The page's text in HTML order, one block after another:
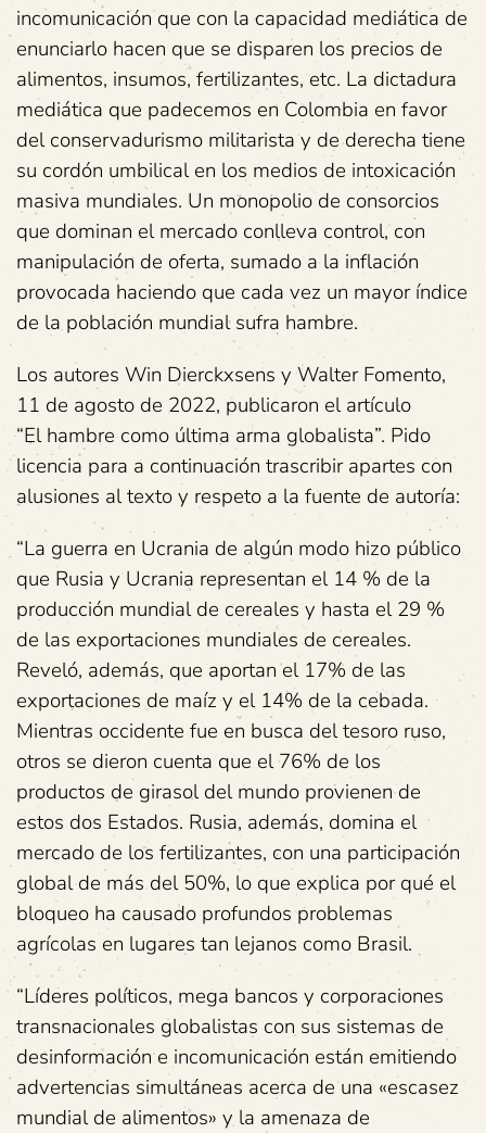
incomunicación que con la capacidad mediática de
enunciarlo hacen que se disparen los precios de
alimentos, insumos, fertilizantes, etc. La dictadura
mediática que padecemos en Colombia en favor
del conservadurismo militarista y de derecha tiene
su cordón umbilical en los medios de intoxicación
masiva mundiales. Un monopolio de consorcios
que dominan el mercado conlleva control, con
manipulación de oferta, sumado a la inflación
provocada haciendo que cada vez un mayor índice
de la población mundial sufra hambre.
Los autores Win Dierckxsens y Walter Fomento,
11 de agosto de 2022, publicaron el artículo
“El hambre como última arma globalista”. Pido
licencia para a continuación trascribir apartes con
alusiones al texto y respeto a la fuente de autoría:
“La guerra en Ucrania de algún modo hizo público
que Rusia y Ucrania representan el 14 % de la
producción mundial de cereales y hasta el 29 %
de las exportaciones mundiales de cereales.
Reveló, además, que aportan el 17% de las
exportaciones de maíz y el 14% de la cebada.
Mientras occidente fue en busca del tesoro ruso,
otros se dieron cuenta que el 76% de los
productos de girasol del mundo provienen de
estos dos Estados. Rusia, además, domina el
mercado de los fertilizantes, con una participación
global de más del 50%, lo que explica por qué el
bloqueo ha causado profundos problemas
agrícolas en lugares tan lejanos como Brasil.
“Líderes políticos, mega bancos y corporaciones
transnacionales globalistas con sus sistemas de
desinformación e incomunicación están emitiendo
advertencias simultáneas acerca de una «escasez
mundial de alimentos» y la amenaza de